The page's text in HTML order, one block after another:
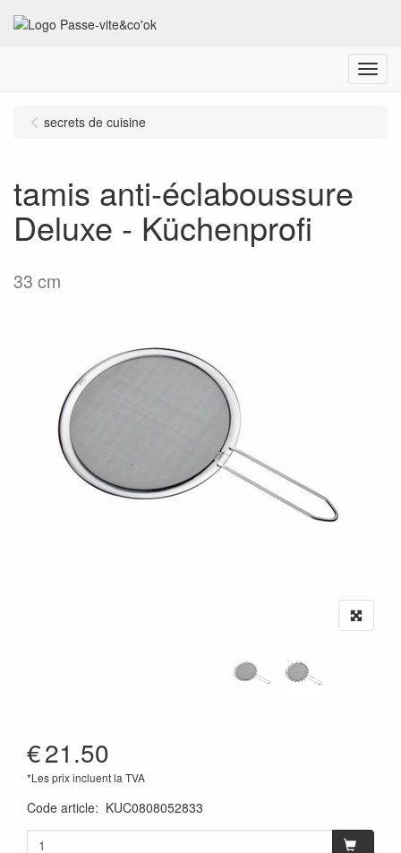
Menu
secrets de cuisine
tamis anti-éclaboussure
Deluxe - Küchenprofi
33 cm
€21.50
*Les prix incluent la TVA
Code article: KUC0808052833